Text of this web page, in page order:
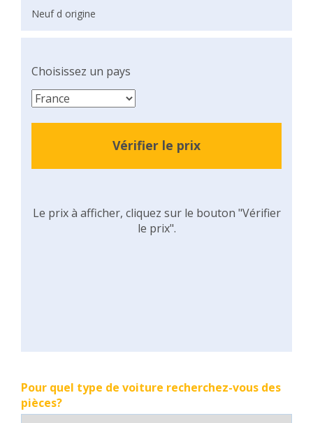
Neuf d origine
Choisissez un pays
Vérifier le prix
Le prix à afficher, cliquez sur le bouton "Vérifier
le prix".
Pour quel type de voiture recherchez-vous des
pièces?